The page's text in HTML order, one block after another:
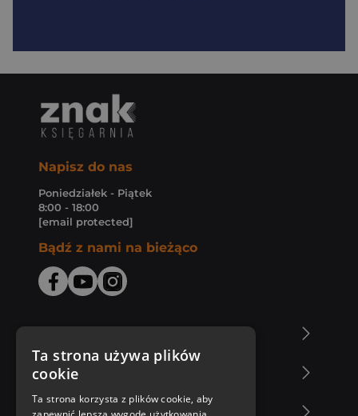
Napisz do nas
Poniedziałek - Piątek
8:00 - 18:00
[email protected]
Bądź z nami na bieżąco
Zakupy u nas
Nasza oferta
Ta strona używa plików
cookie
Ta strona korzysta z plików cookie, aby